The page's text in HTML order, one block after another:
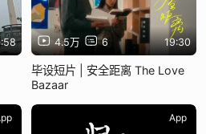
4.5万 6 19:30
毕设短片 | 安全距离 The Love
Bazaar
App